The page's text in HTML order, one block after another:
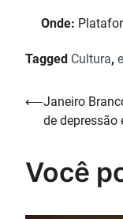
Onde:
Tagged Cultura,
Navegação
⟵Janeiro
de depressão
Você